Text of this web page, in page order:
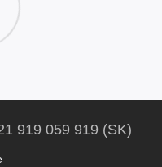
919 059 919 (SK)